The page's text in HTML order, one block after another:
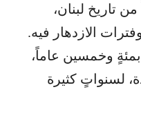
تاريخ لبنان،
الازدهار فيه.
وخمسين عاماً،
لسنواتٍ كثيرة